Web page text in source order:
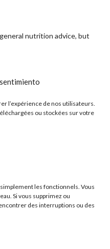
l’expérience de nos utilisateurs.
ou stockées sur votre
les fonctionnels. Vous
Si vous supprimez ou
des interruptions ou des
nutrition advice, but
tapas espagnoles?
patatas bravas